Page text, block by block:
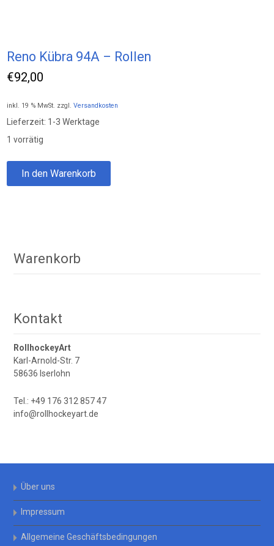
Reno Kübra 94A – Rollen
€92,00
inkl. 19 % MwSt. zzgl.Versandkosten
Lieferzeit: 1-3 Werktage
1 vorrätig
Reno
Kübra
In den Warenkorb
Warenkorb
Kontakt
RollhockeyArt
Karl-Arnold-Str. 7
58636 Iserlohn
Tel.: +49 176 312 857 47
info@rollhockeyart.de
Über uns
Impressum
Allgemeine Geschäftsbedingungen